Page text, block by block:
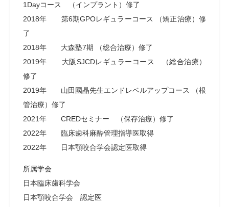
1Dayコース （インプラント）修了
2018年 第6期GPOレギュラーコース （矯正治療）修
了
2018年 大森塾7期 （総合治療）修了
2019年 大阪SJCDレギュラーコース （総合治療）
修了
2019年 山田國晶先生エンドレベルアップコース （根
管治療）修了
2021年 CREDセミナー （保存治療）修了
2022年 臨床歯科麻酔管理指導医取得
2022年 日本顎咬合学会認定医取得
所属学会
日本臨床歯科学会
日本顎咬合学会 認定医